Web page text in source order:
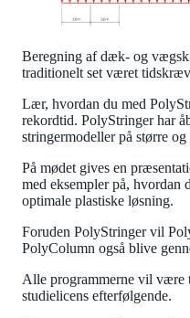
Beregning af dæk- og
traditionelt set været
Lær, hvordan du med
rekordtid. PolyStringer har
stringermodeller på større og
På mødet gives en
med eksempler på, hvordan
optimale plastiske løsning.
Foruden PolyStringer vil
PolyColumn også blive
Alle programmerne vil være
studielicens efterfølgende.